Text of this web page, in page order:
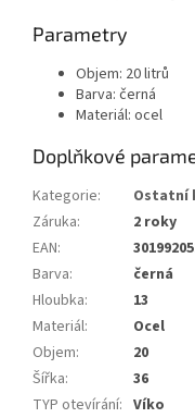
Parametry
Objem: 20 litrů
Barva: černá
Materiál: ocel
Doplňkové
Kategorie:
Ostatní
Záruka:
2 roky
EAN:
Barva:
černá
Hloubka:
13
Materiál:
Ocel
Objem:
20
Šířka:
36
TYP otevírání: Víko